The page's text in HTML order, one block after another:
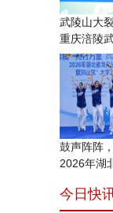
武陵山大
重庆涪陵
鼓声阵阵
2026年湖
今日快